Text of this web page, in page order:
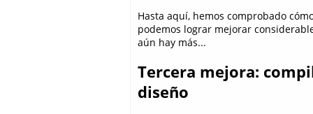
Hasta aquí, hemos comprobado
podemos lograr mejorar
aún hay más...
Tercera mejora:
diseño